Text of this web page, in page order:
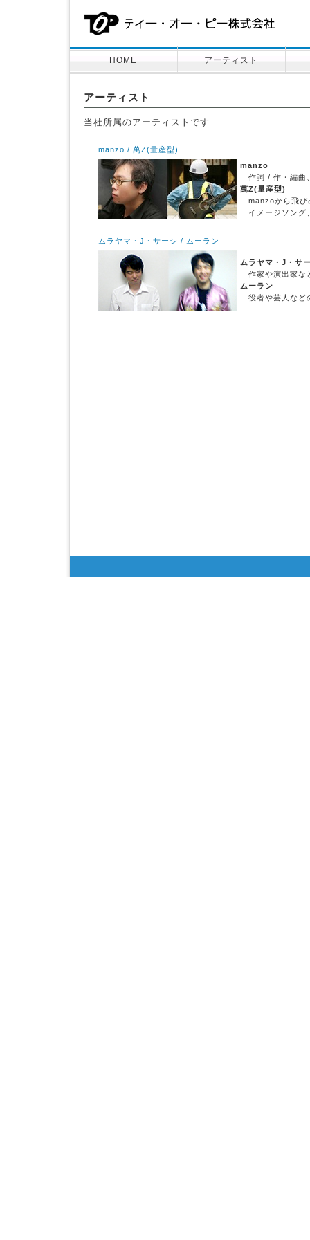
HOME アーティスト
アーティスト
当社所属のアーティストです
manzo / 萬Z(量産型)
manzo
作詞 / 作・編曲
萬Z(量産型)
manzoから飛び
イメージソング
ムラヤマ・J・サーシ / ムーラン
ムラヤマ・J・サ
作家や演出家な
ムーラン
役者や芸人など